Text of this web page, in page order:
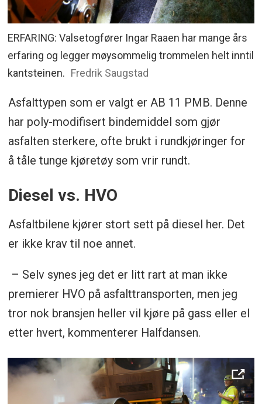
ERFARING: Valsetogfører Ingar Raaen har mange års
erfaring og legger møysommelig trommelen helt inntil
kantsteinen. Fredrik Saugstad
Asfalttypen som er valgt er AB 11 PMB. Denne
har poly-modifisert bindemiddel som gjør
asfalten sterkere, ofte brukt i rundkjøringer for
å tåle tunge kjøretøy som vrir rundt.
Diesel vs. HVO
Asfaltbilene kjører stort sett på diesel her. Det
er ikke krav til noe annet.
– Selv synes jeg det er litt rart at man ikke
premierer HVO på asfalttransporten, men jeg
tror nok bransjen heller vil kjøre på gass eller el
etter hvert, kommenterer Halfdansen.